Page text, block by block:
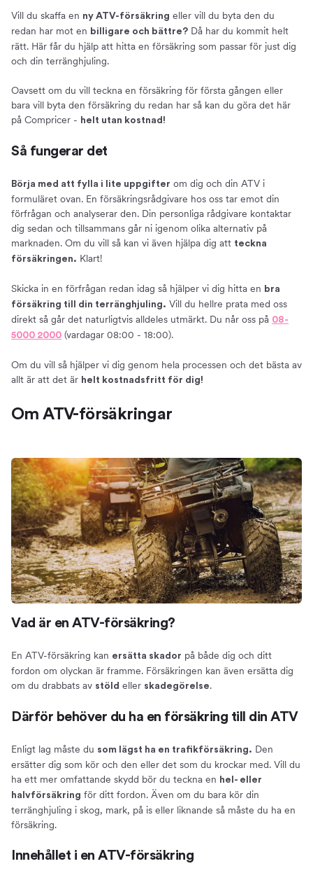
Så mycket kan du spara
Priset på ATV-försäkringar
Rabatter
Välja och teckna ATV-försäkring
Så väljer du en bra försäkring till din terränghjuling
Självrisk
Teckna en försäkring till din ATV
Om oss
Fördelar med att jämföra ATV-försäkringar på
Compricer
Villkor - förköpsinformation och produktfaktablad
Vill du skaffa en ny ATV-försäkring eller vill du byta den du
redan har mot en billigare och bättre? Då har du kommit helt
rätt. Här får du hjälp att hitta en försäkring som passar för just dig
och din terränghjuling.
Oavsett om du vill teckna en försäkring för första gången eller
bara vill byta den försäkring du redan har så kan du göra det här
på Compricer - helt utan kostnad!
Så fungerar det
Börja med att fylla i lite uppgifter om dig och din ATV i
formuläret ovan. En försäkringsrådgivare hos oss tar emot din
förfrågan och analyserar den. Din personliga rådgivare kontaktar
dig sedan och tillsammans går ni igenom olika alternativ på
marknaden. Om du vill så kan vi även hjälpa dig att teckna
försäkringen. Klart!
Skicka in en förfrågan redan idag så hjälper vi dig hitta en bra
försäkring till din terränghjuling. Vill du hellre prata med oss
direkt så går det naturligtvis alldeles utmärkt. Du når oss på 08-
5000 2000 (vardagar 08:00 - 18:00).
Om du vill så hjälper vi dig genom hela processen och det bästa av
allt är att det är helt kostnadsfritt för dig!
Om ATV-försäkringar
Vad är en ATV-försäkring?
En ATV-försäkring kan ersätta skador på både dig och ditt
fordon om olyckan är framme. Försäkringen kan även ersätta dig
om du drabbats av stöld eller skadegörelse.
Därför behöver du ha en försäkring till din ATV
Enligt lag måste du som lägst ha en trafikförsäkring. Den
ersätter dig som kör och den eller det som du krockar med. Vill du
ha ett mer omfattande skydd bör du teckna en hel- eller
halvförsäkring för ditt fordon. Även om du bara kör din
terränghjuling i skog, mark, på is eller liknande så måste du ha en
försäkring.
Innehållet i en ATV-försäkring